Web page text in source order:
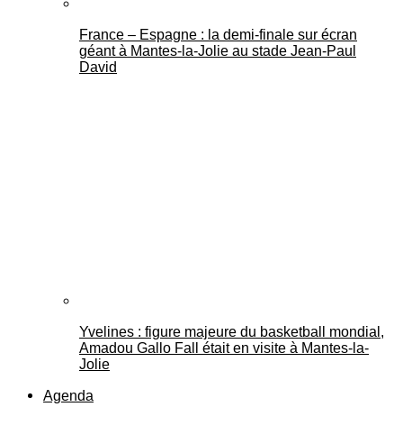
France – Espagne : la demi-finale sur écran
géant à Mantes-la-Jolie au stade Jean-Paul
David
Yvelines : figure majeure du basketball mondial,
Amadou Gallo Fall était en visite à Mantes-la-
Jolie
Agenda